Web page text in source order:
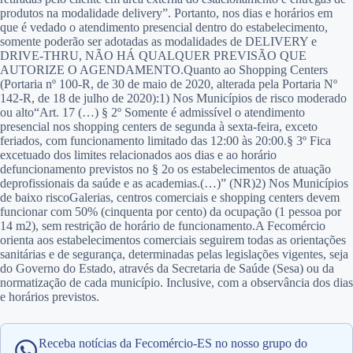
produtos na modalidade delivery”. Portanto, nos dias e horários em
que é vedado o atendimento presencial dentro do estabelecimento,
somente poderão ser adotadas as modalidades de DELIVERY e
DRIVE-THRU, NÃO HÁ QUALQUER PREVISÃO QUE
AUTORIZE O AGENDAMENTO.Quanto ao Shopping Centers
(Portaria nº 100-R, de 30 de maio de 2020, alterada pela Portaria Nº
142-R, de 18 de julho de 2020):1) Nos Municípios de risco moderado
ou alto“Art. 17 (…) § 2º Somente é admissível o atendimento
presencial nos shopping centers de segunda à sexta-feira, exceto
feriados, com funcionamento limitado das 12:00 às 20:00.§ 3º Fica
excetuado dos limites relacionados aos dias e ao horário
defuncionamento previstos no § 2o os estabelecimentos de atuação
deprofissionais da saúde e as academias.(…)” (NR)2) Nos Municípios
de baixo riscoGalerias, centros comerciais e shopping centers devem
funcionar com 50% (cinquenta por cento) da ocupação (1 pessoa por
14 m2), sem restrição de horário de funcionamento.A Fecomércio
orienta aos estabelecimentos comerciais seguirem todas as orientações
sanitárias e de segurança, determinadas pelas legislações vigentes, seja
do Governo do Estado, através da Secretaria de Saúde (Sesa) ou da
normatização de cada município. Inclusive, com a observância dos dias
e horários previstos.
Receba notícias da Fecomércio-ES no nosso grupo do